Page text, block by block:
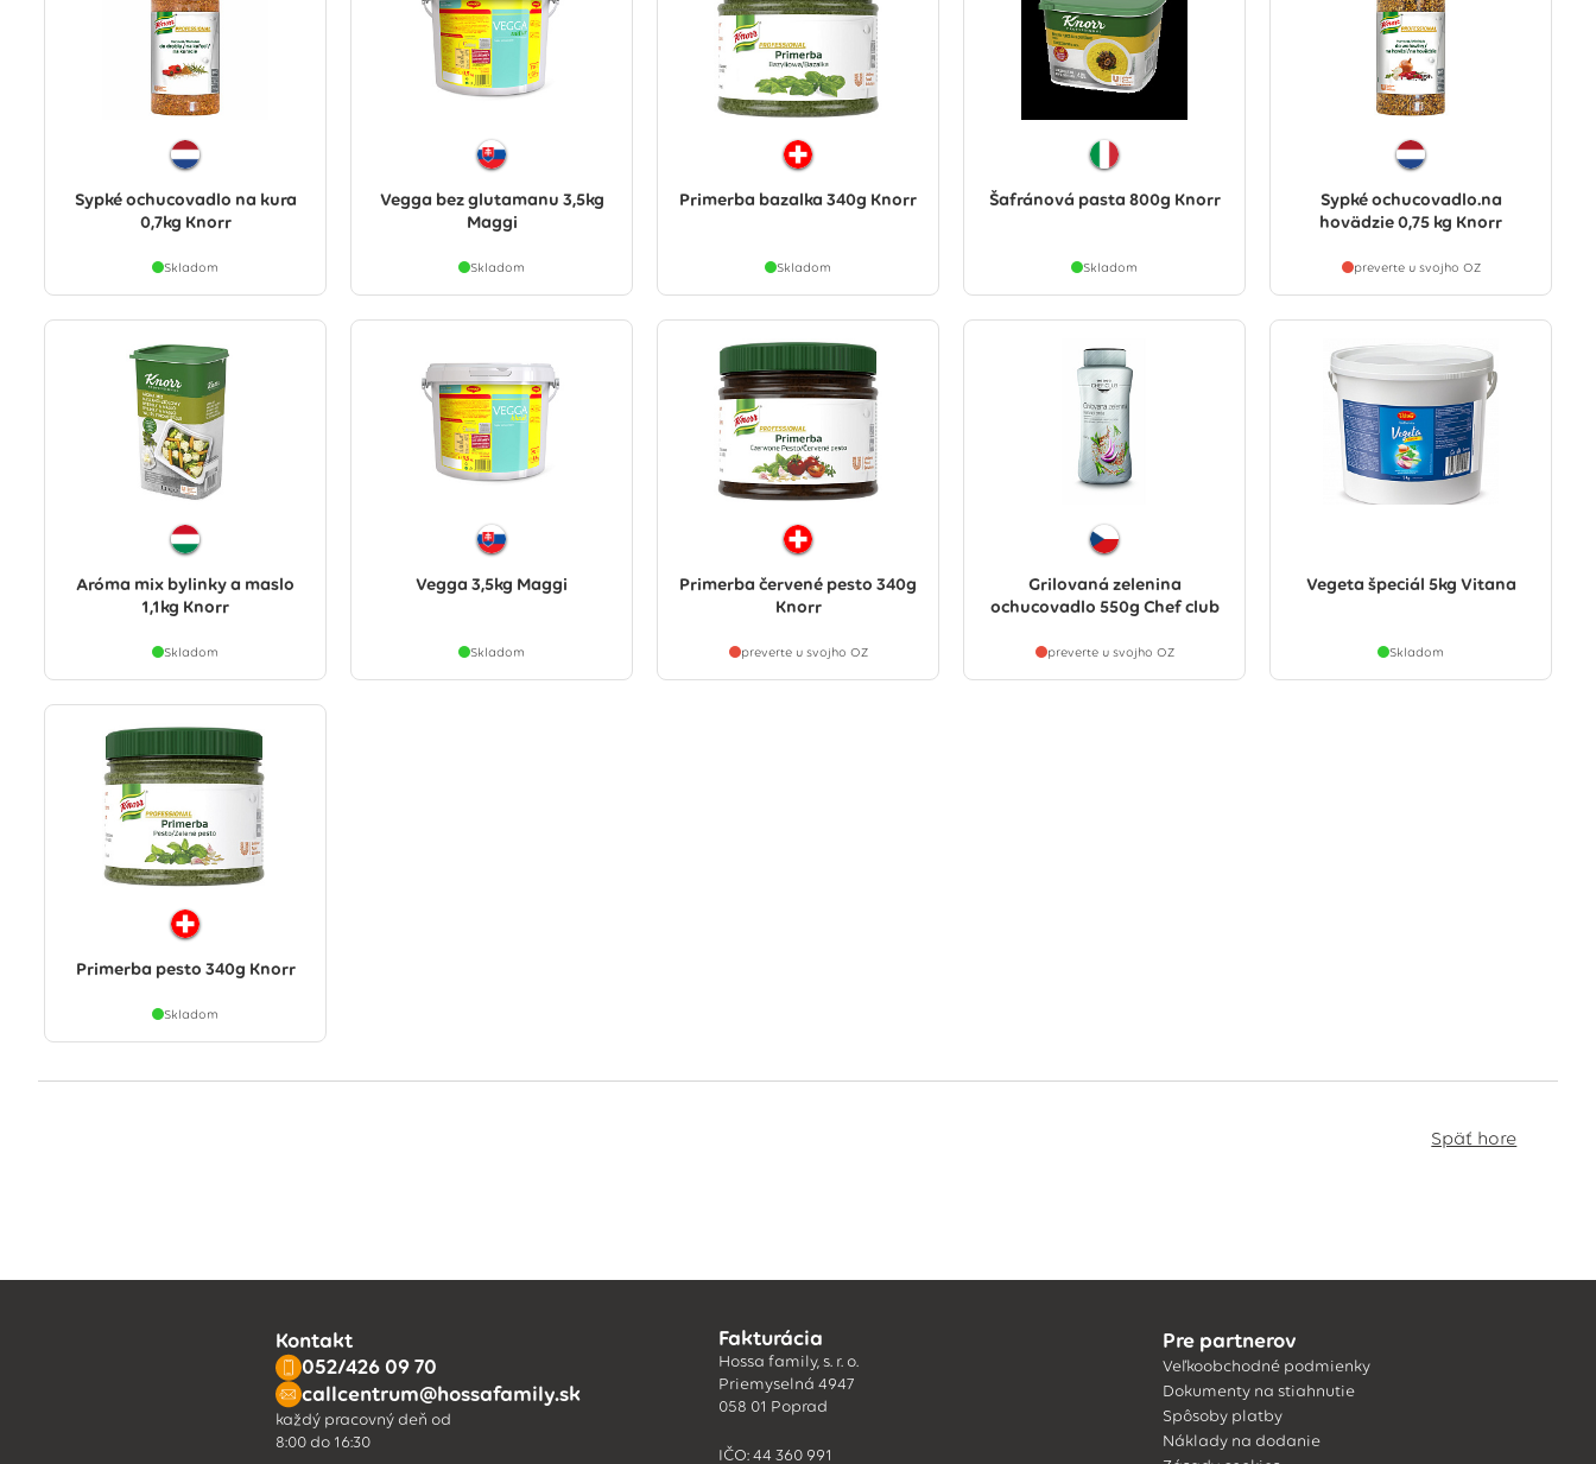
Sypké ochucovadlo na kura
0,7kg Knorr
Skladom
Vegga bez glutamanu 3,5kg
Maggi
Skladom
Primerba bazalka 340g Knorr
Skladom
Šafránová pasta 800g Knorr
Skladom
Sypké ochucovadlo.na
hovädzie 0,75 kg Knorr
preverte u svojho OZ
Aróma mix bylinky a maslo
1,1kg Knorr
Skladom
Vegga 3,5kg Maggi
Skladom
Primerba červené pesto 340g
Knorr
preverte u svojho OZ
Grilovaná zelenina
ochucovadlo 550g Chef club
preverte u svojho OZ
Vegeta špeciál 5kg Vitana
Skladom
Primerba pesto 340g Knorr
Skladom
Späť hore
Kontakt
052/426 09 70
callcentrum@hossafamily.sk
každý pracovný deň od
8:00 do 16:30
Fakturácia
Hossa family, s. r. o.
Priemyselná 4947
058 01 Poprad
IČO: 44 360 991
Pre partnerov
Veľkoobchodné podmienky
Dokumenty na stiahnutie
Spôsoby platby
Náklady na dodanie